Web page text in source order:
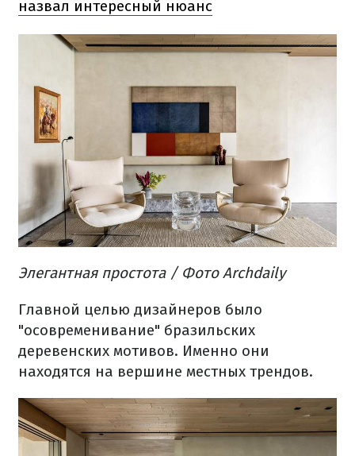
назвал интересный нюанс
Элегантная простота/ Фото Archdaily
Главной целью дизайнеров было
"осовременивание" бразильских
деревенских мотивов. Именно они
находятся на вершине местных трендов.